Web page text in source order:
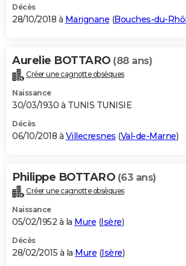
Décès
28/10/2018 à Marignane (Bouches-du-
Aurelie BOTTARO (88 ans)
Créer une cagnotte obsèques
Naissance
30/03/1930 à TUNIS TUNISIE
Décès
06/10/2018 à Villecresnes (Val-de-Marne)
Philippe BOTTARO (63 ans)
Créer une cagnotte obsèques
Naissance
05/02/1952 à la Mure (Isère)
Décès
28/02/2015 à la Mure (Isère)